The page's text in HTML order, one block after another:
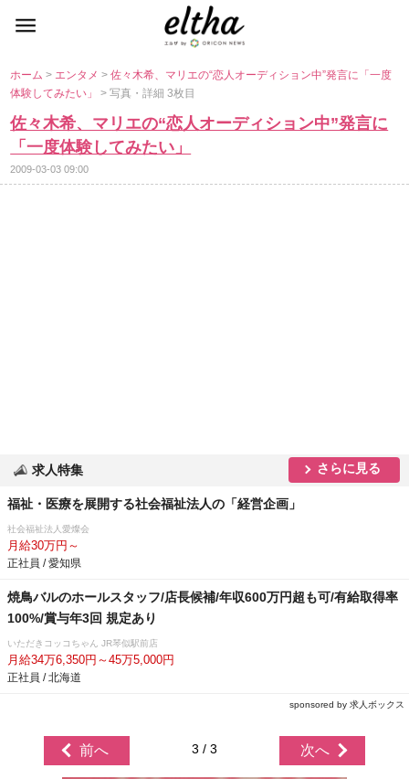
ホーム> エンタメ>佐々木希、マリエの“恋人オーディション中”発言に「一度
体験してみたい」> 写真・詳細 3枚目
佐々木希、マリエの“恋人オーディション中”発言に
「一度体験してみたい」
2009-03-03 09:00
求人特集 さらに見る
福祉・医療を展開する社会福祉法人の「経営企画」
社会福祉法人愛燦会
月給30万円～
正社員 / 愛知県
焼鳥バルのホールスタッフ/店長候補/年収600万円超も可/有給取得率
100%/賞与年3回 規定あり
いただきコッコちゃん JR琴似駅前店
月給34万6,350円～45万5,000円
正社員 / 北海道
sponsored by 求人ボックス
前へ 3 / 3 次へ